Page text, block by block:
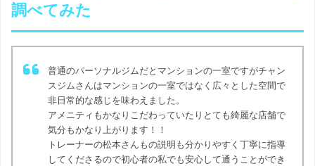
調べてみた
普通のパーソナルジムだとマンションの一室ですがチャン
スジムさんはマンションの一室ではなく広々とした空間で
非日常的な感じを味わえました。
アメニティもかなりこだわっていたりとても綺麗な店舗で
気分もかなり上がります！！
トレーナーの松本さんもの説明も分かりやすく丁寧に指導
してくださるので初心者の私でも安心して通うことができ